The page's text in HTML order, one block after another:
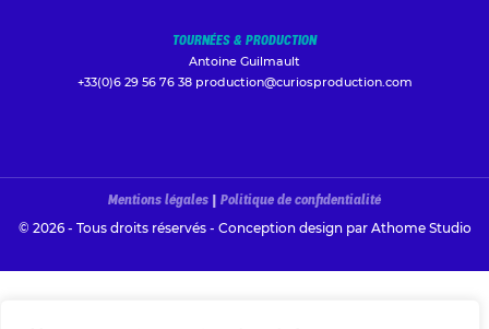
TOURNÉES & PRODUCTION
Antoine Guilmault
+33(0)6 29 56 76 38 production@curiosproduction.com
Mentions légales | Politique de confidentialité
© 2026 - Tous droits réservés - Conception design par Athome Studio